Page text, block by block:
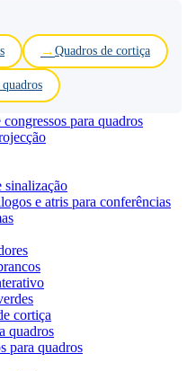
Quadros de cortiça
para quadros
sinalização
e atris para conferências
cortiça
quadros
para quadros